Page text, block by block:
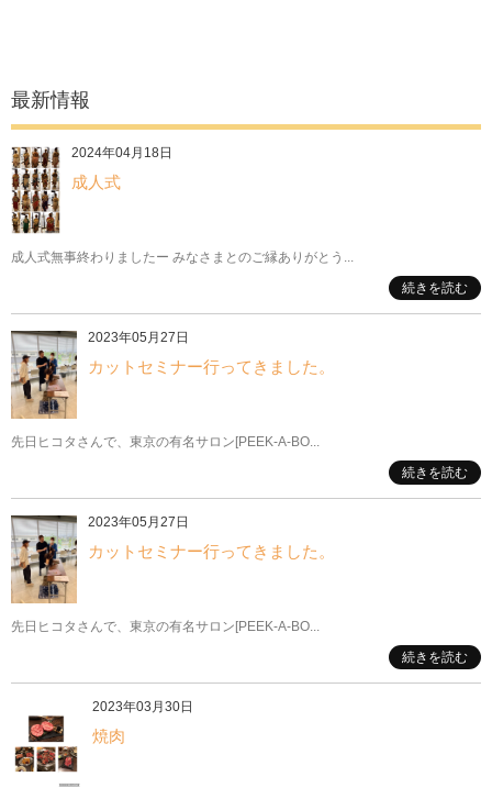
最新情報
2024年04月18日
成人式
成人式無事終わりましたー みなさまとのご縁ありがとう...
続きを読む
2023年05月27日
カットセミナー行ってきました。
先日ヒコタさんで、東京の有名サロン[PEEK-A-BO...
続きを読む
2023年05月27日
カットセミナー行ってきました。
先日ヒコタさんで、東京の有名サロン[PEEK-A-BO...
続きを読む
2023年03月30日
焼肉